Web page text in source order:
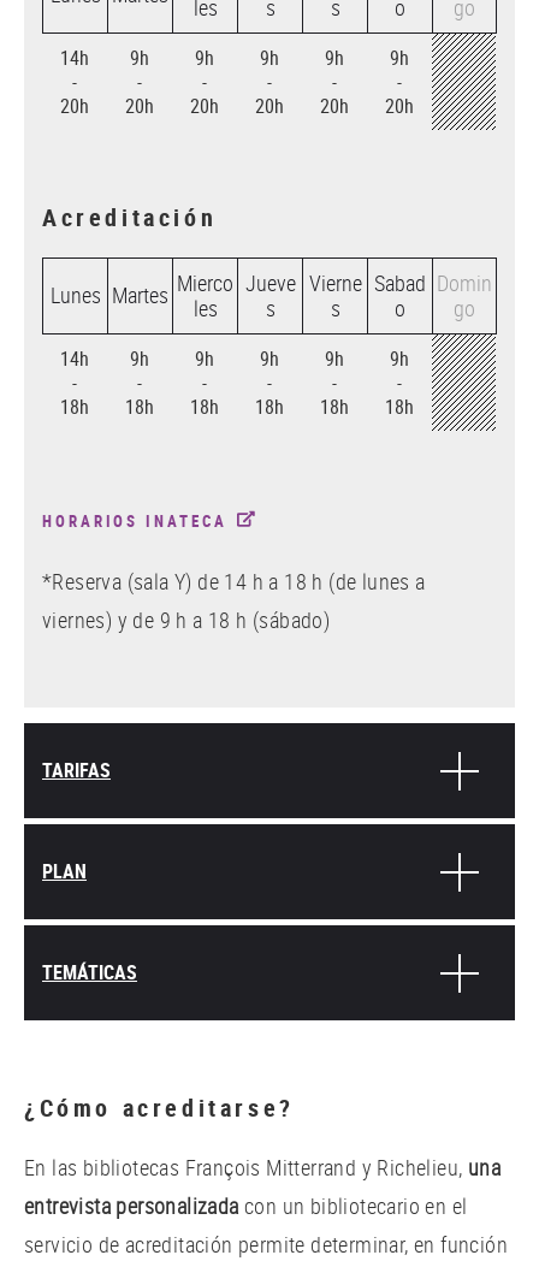
les
s
s
o
go
14h
-
20h
9h
-
20h
9h
-
20h
9h
-
20h
9h
-
20h
9h
-
20h
Acreditación
Lunes Martes Mierco
les
Jueve
s
Vierne
s
Sabad
o
Domin
go
14h
-
18h
9h
-
18h
9h
-
18h
9h
-
18h
9h
-
18h
9h
-
18h
HORARIOS INATECA
*Reserva (sala Y) de 14 h a 18 h (de lunes a
viernes) y de 9 h a 18 h (sábado)
TARIFAS
PLAN
TEMÁTICAS
¿Cómo acreditarse?
En las bibliotecas François Mitterrand y Richelieu, una
entrevista personalizada con un bibliotecario en el
servicio de acreditación permite determinar, en función